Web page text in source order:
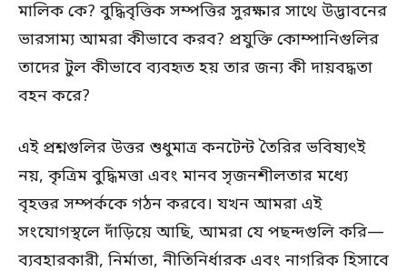
মালিক কে? বুদ্ধিবৃত্তিক সম্পত্তির সুরক্ষার সাথে উদ্ভাবনের
ভারসাম্য আমরা কীভাবে করব? প্রযুক্তি কোম্পানিগুলির
তাদের টুল কীভাবে ব্যবহৃত হয় তার জন্য কী দায়বদ্ধতা
বহন করে?
এই প্রশ্নগুলির উত্তর শুধুমাত্র কনটেন্ট তৈরির ভবিষ্যৎই
নয়, কৃত্রিম বুদ্ধিমত্তা এবং মানব সৃজনশীলতার মধ্যে
বৃহত্তর সম্পর্ককে গঠন করবে। যখন আমরা এই
সংযোগস্থলে দাঁড়িয়ে আছি, আমরা যে পছন্দগুলি করি—
ব্যবহারকারী, নির্মাতা, নীতিনির্ধারক এবং নাগরিক হিসাবে